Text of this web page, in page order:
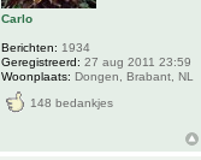
Carlo
Berichten: 1934
Geregistreerd: 27 aug 2011 23:59
Woonplaats: Dongen, Brabant, NL
148 bedankjes